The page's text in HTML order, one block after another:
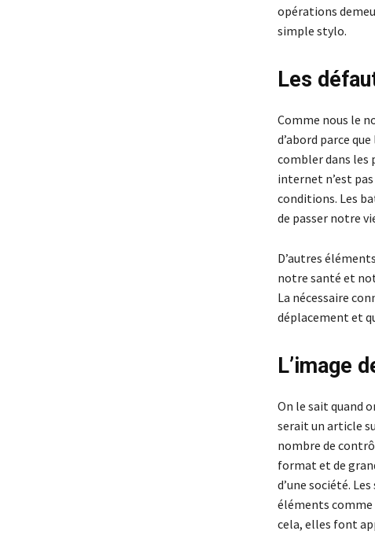
opérations
simple stylo.
Les
Comme nous le
d’abord parce
combler dans les
internet n’est
conditions. Les
de passer notre
D’autres
notre santé et
La nécessaire
déplacement et
L’image
On le sait quand
serait un article
nombre de
format et de
d’une société.
éléments comme
cela, elles font